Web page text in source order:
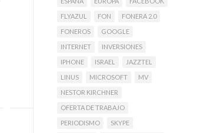
FLYAZUL
FON
FONERA 2.0
FONEROS
GOOGLE
INTERNET
INVERSIONES
IPHONE
ISRAEL
JAZZTEL
LINUS
MICROSOFT
MV
NESTOR KIRCHNER
OFERTA DE TRABAJO
PERIODISMO
SKYPE